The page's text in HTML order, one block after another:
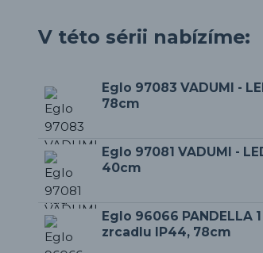
V této sérii nabízíme:
Eglo 97083 VADUMI -
78cm
Eglo 97081 VADUMI -
40cm
Eglo 96066 PANDELLA
zrcadlu IP44, 78cm